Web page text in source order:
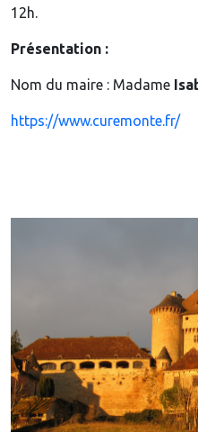
12h.
Présentation :
Nom du maire : Madame
https://www.curemonte.fr/